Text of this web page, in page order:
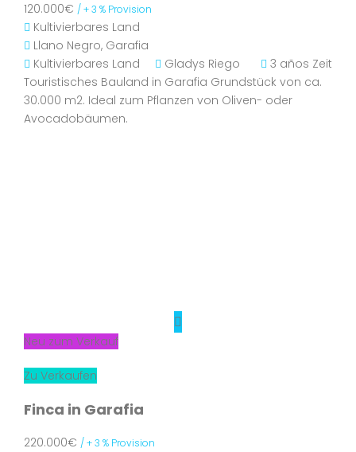
120.000€ / + 3 % Provision
Kultivierbares Land
Llano Negro, Garafia
Kultivierbares Land
Gladys Riego
3 años Zeit
Touristisches Bauland in Garafia Grundstück von ca.
30.000 m2. Ideal zum Pflanzen von Oliven- oder
Avocadobäumen.
Neu zum Verkauf
Zu Verkaufen
Finca in Garafia
220.000€ / + 3 % Provision